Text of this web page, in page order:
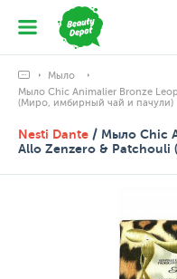
Мыло
Мыло Chic Animalier Bronze
(Миро, имбирный чай и пачули)
Nesti Dante / Мыло Chic
Allo Zenzero & Patchouli